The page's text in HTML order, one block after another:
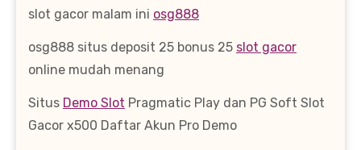
slot gacor malam ini osg888
osg888 situs deposit 25 bonus 25 slot gacor
online mudah menang
Situs Demo Slot Pragmatic Play dan PG Soft Slot
Gacor x500 Daftar Akun Pro Demo